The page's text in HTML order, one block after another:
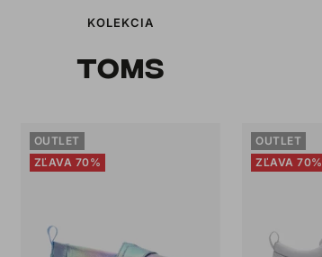
KOLEKCIA
TOMS
OUTLET
ZĽAVA 70%
OUTLET
ZĽAVA 70%